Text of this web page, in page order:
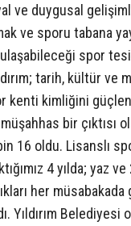
ve duygusal
ve sporu tabana
ulaşabileceği spor
tarih, kültür ve
kenti kimliğini
bir çıktısı
16 oldu. Lisanslı
4 yılda; yaz
her
Yıldırım